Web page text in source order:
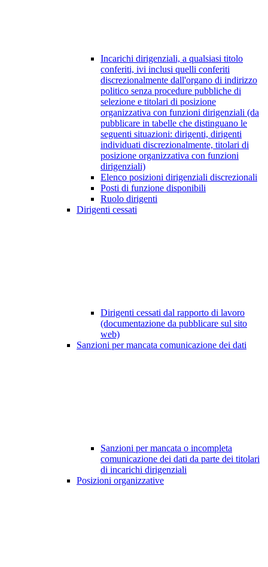
Incarichi dirigenziali, a qualsiasi titolo
conferiti, ivi inclusi quelli conferiti
discrezionalmente dall'organo di indirizzo
politico senza procedure pubbliche di
selezione e titolari di posizione
organizzativa con funzioni dirigenziali (da
pubblicare in tabelle che distinguano le
seguenti situazioni: dirigenti, dirigenti
individuati discrezionalmente, titolari di
posizione organizzativa con funzioni
dirigenziali)
Elenco posizioni dirigenziali discrezionali
Posti di funzione disponibili
Ruolo dirigenti
Dirigenti cessati
Dirigenti cessati dal rapporto di lavoro
(documentazione da pubblicare sul sito
web)
Sanzioni per mancata comunicazione dei dati
Sanzioni per mancata o incompleta
comunicazione dei dati da parte dei titolari
di incarichi dirigenziali
Posizioni organizzative